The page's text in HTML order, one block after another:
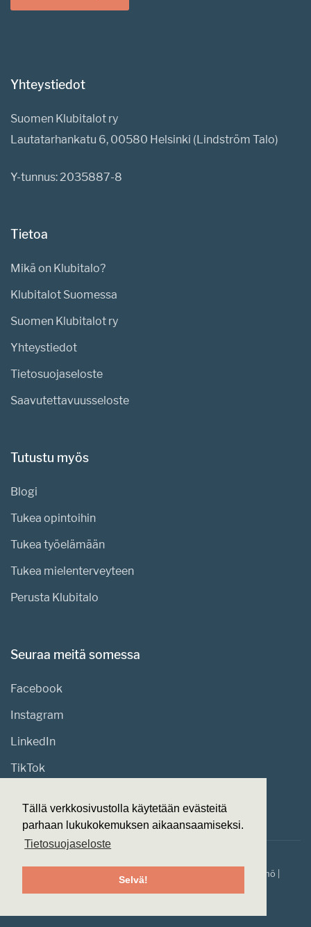
Tällä verkkosivustolla käytetään evästeitä
parhaan lukukokemuksen aikaansaamiseksi.
Tietosuojaseloste
Selvä!
Yhteystiedot
Suomen Klubitalot ry
Lautatarhankatu 6, 00580 Helsinki (Lindström Talo)
Y-tunnus: 2035887-8
Tietoa
Mikä on Klubitalo?
Klubitalot Suomessa
Suomen Klubitalot ry
Yhteystiedot
Tietosuojaseloste
Saavutettavuusseloste
Tutustu myös
Blogi
Tukea opintoihin
Tukea työelämään
Tukea mielenterveyteen
Perusta Klubitalo
Seuraa meitä somessa
Facebook
Instagram
LinkedIn
TikTok
Suomen Klubitalot. Made with ❤ by Web-veistämö
Tietosuojaseloste